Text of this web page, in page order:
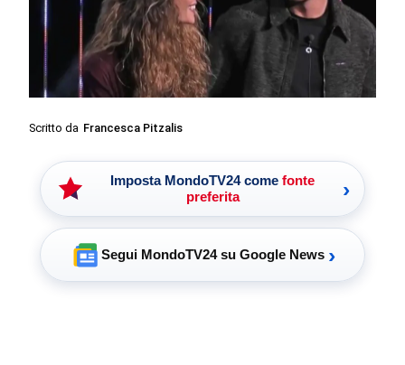
Scritto da Francesca Pitzalis
Imposta MondoTV24 come fonte
preferita
›
Segui MondoTV24 su Google News ›